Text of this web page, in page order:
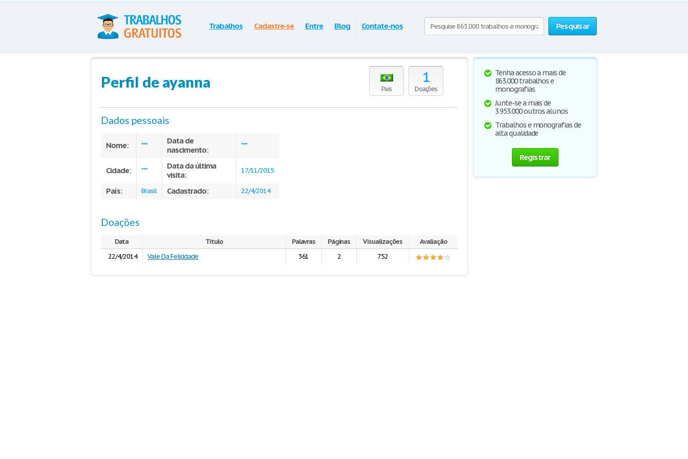
Pesquisar
Trabalhos Cadastre-se Entre Blog Contate-nos
País
1
Doações
Perfil de ayanna
Dados pessoais
Nome: ***
Data de
nascimento:
***
Cidade: ***
Data da última
visita:
17/11/2015
País: Brasil Cadastrado: 22/4/2014
Doações
Data Título Palavras Páginas Visualizações
Avaliação
22/4/2014
Vale Da Felicidade 361 2 752
Tenha acesso a mais de
863.000 trabalhos e
monografias
Junte-se a mais de
3.953.000 outros alunos
Trabalhos e monografias de
alta qualidade
Registrar